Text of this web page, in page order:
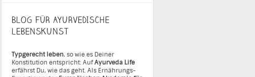
BLOG FÜR AYURVEDISCHE
LEBENSKUNST
Typgerecht leben, so wie es Deiner
Konstitution entspricht: AufAyurveda Life
erfährst Du, wie das geht. Als Ernährungs-